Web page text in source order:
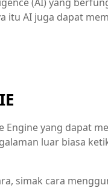
itu AI juga dapat
Engine yang dapat
luar biasa
simak cara